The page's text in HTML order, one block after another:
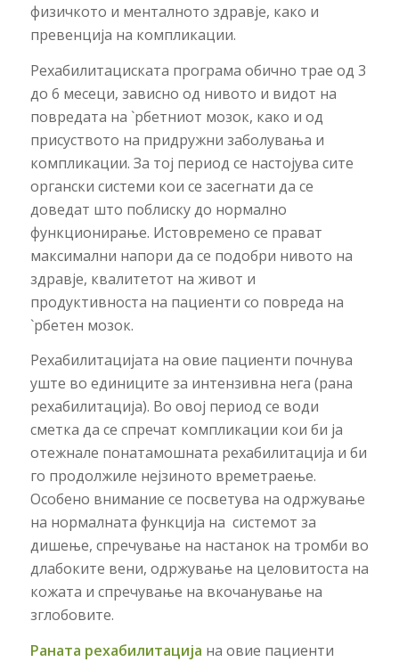
физичкото и менталното здравје, како и
превенција на компликации.
Рехабилитациската програма обично трае од 3
до 6 месеци, зависно од нивото и видот на
повредата на `рбетниот мозок, како и од
присуството на придружни заболувања и
компликации. За тој период се настојува сите
органски системи кои се засегнати да се
доведат што поблиску до нормално
функционирање. Истовремено се прават
максимални напори да се подобри нивото на
здравје, квалитетот на живот и
продуктивноста на пациенти со повреда на
`рбетен мозок.
Рехабилитацијата на овие пациенти почнува
уште во единиците за интензивна нега (рана
рехабилитација). Во овој период се води
сметка да се спречат компликации кои би ја
отежнале понатамошната рехабилитација и би
го продолжиле нејзиното времетраење.
Особено внимание се посветува на одржување
на нормалната функција на системот за
дишење, спречување на настанок на тромби во
длабоките вени, одржување на целовитоста на
кожата и спречување на вкочанување на
зглобовите.
Раната рехабилитација на овие пациенти